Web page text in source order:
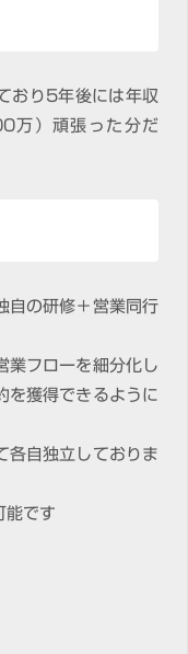
おり5年後には年収
万）頑張った分だ
自の研修＋営業同行
業フローを細分化し
を獲得できるように
各自独立しておりま
能です